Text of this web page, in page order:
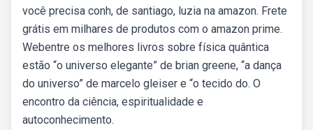
você precisa conh, de santiago, luzia na amazon. Frete
grátis em milhares de produtos com o amazon prime.
Webentre os melhores livros sobre física quântica
estão “o universo elegante” de brian greene, “a dança
do universo” de marcelo gleiser e “o tecido do. O
encontro da ciência, espiritualidade e
autoconhecimento.